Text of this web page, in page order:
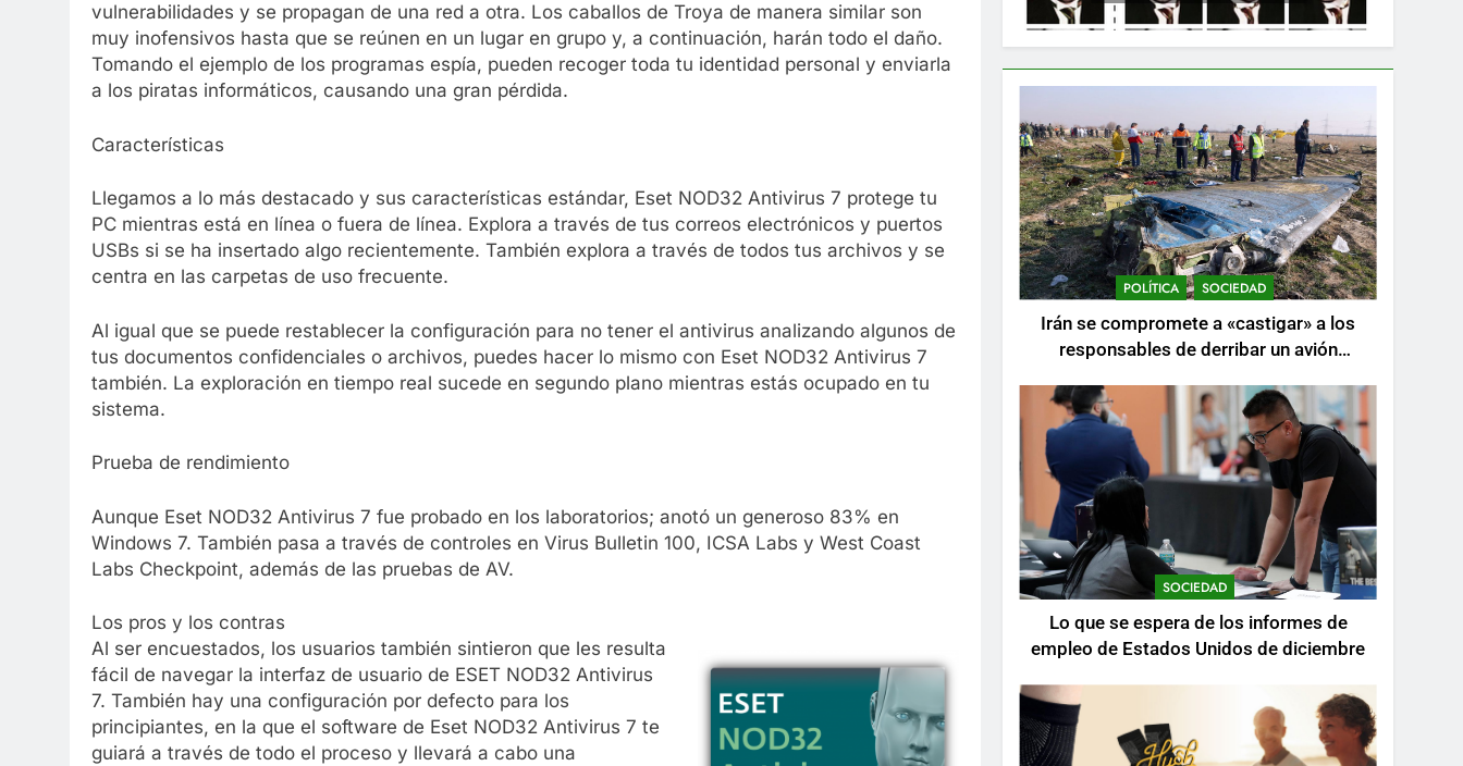
vulnerabilidades y se propagan de una red a otra. Los caballos de Troya de manera similar son
muy inofensivos hasta que se reúnen en un lugar en grupo y, a continuación, harán todo el daño.
Tomando el ejemplo de los programas espía, pueden recoger toda tu identidad personal y enviarla
a los piratas informáticos, causando una gran pérdida.
Características
Llegamos a lo más destacado y sus características estándar, Eset NOD32 Antivirus 7 protege tu
PC mientras está en línea o fuera de línea. Explora a través de tus correos electrónicos y puertos
USBs si se ha insertado algo recientemente. También explora a través de todos tus archivos y se
centra en las carpetas de uso frecuente.
Al igual que se puede restablecer la configuración para no tener el antivirus analizando algunos de
tus documentos confidenciales o archivos, puedes hacer lo mismo con Eset NOD32 Antivirus 7
también. La exploración en tiempo real sucede en segundo plano mientras estás ocupado en tu
sistema.
Prueba de rendimiento
Aunque Eset NOD32 Antivirus 7 fue probado en los laboratorios; anotó un generoso 83% en
Windows 7. También pasa a través de controles en Virus Bulletin 100, ICSA Labs y West Coast
Labs Checkpoint, además de las pruebas de AV.
Los pros y los contras
Al ser encuestados, los usuarios también sintieron que les resulta
fácil de navegar la interfaz de usuario de ESET NOD32 Antivirus
7. También hay una configuración por defecto para los
principiantes, en la que el software de Eset NOD32 Antivirus 7 te
guiará a través de todo el proceso y llevará a cabo una
POLÍTICA SOCIEDAD
Irán se compromete a «castigar» a los
responsables de derribar un avión
SOCIEDAD
Lo que se espera de los informes de
empleo de Estados Unidos de diciembre